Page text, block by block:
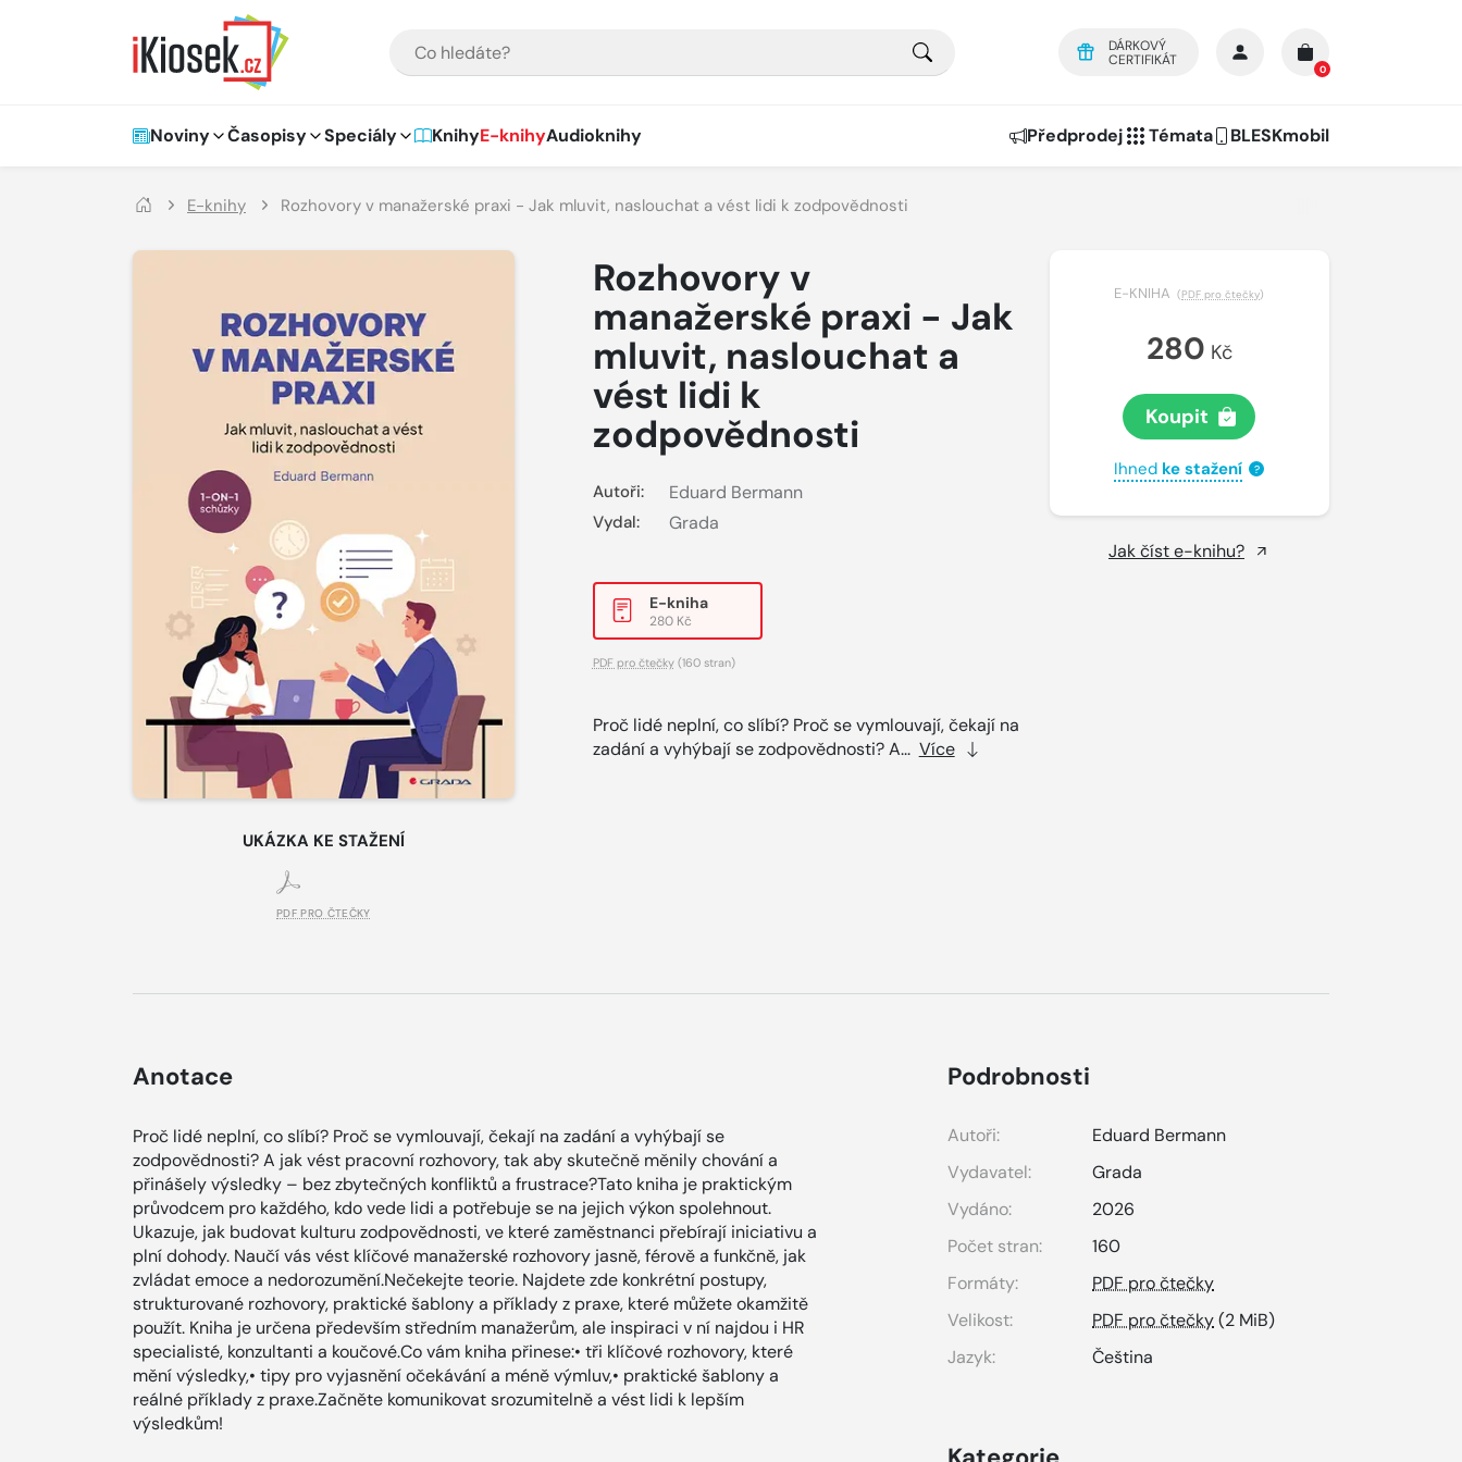
DÁRKOVÝ
CERTIFIKÁT
0
Hlavní navigace
Noviny Časopisy Speciály KnihyE-knihyAudioknihy Předprodej Témata BLESKmobil
E-knihy Rozhovory v manažerské praxi - Jak mluvit, naslouchat a vést lidi k zodpovědnosti
UKÁZKA KE STAŽENÍ
PDF PRO ČTEČKY
Rozhovory v
manažerské praxi - Jak
mluvit, naslouchat a
vést lidi k
zodpovědnosti
Autoři: Eduard Bermann
Vydal: Grada
E-kniha
280 Kč
PDF pro čtečky(160 stran)
Proč lidé neplní, co slíbí? Proč se vymlouvají, čekají na
zadání a vyhýbají se zodpovědnosti? A... Více
E-KNIHA (PDF pro čtečky)
280 Kč
Koupit
Ihned ke stažení ?
Jak číst e-knihu?
Anotace
Proč lidé neplní, co slíbí? Proč se vymlouvají, čekají na zadání a vyhýbají se
zodpovědnosti? A jak vést pracovní rozhovory, tak aby skutečně měnily chování a
přinášely výsledky – bez zbytečných konfliktů a frustrace?Tato kniha je praktickým
průvodcem pro každého, kdo vede lidi a potřebuje se na jejich výkon spolehnout.
Ukazuje, jak budovat kulturu zodpovědnosti, ve které zaměstnanci přebírají iniciativu a
plní dohody. Naučí vás vést klíčové manažerské rozhovory jasně, férově a funkčně, jak
zvládat emoce a nedorozumění.Nečekejte teorie. Najdete zde konkrétní postupy,
strukturované rozhovory, praktické šablony a příklady z praxe, které můžete okamžitě
použít. Kniha je určena především středním manažerům, ale inspiraci v ní najdou i HR
specialisté, konzultanti a koučové.Co vám kniha přinese:• tři klíčové rozhovory, které
mění výsledky,• tipy pro vyjasnění očekávání a méně výmluv,• praktické šablony a
reálné příklady z praxe.Začněte komunikovat srozumitelně a vést lidi k lepším
výsledkům!
Podrobnosti
Autoři:
Eduard Bermann
Vydavatel:
Grada
Vydáno:
2026
Počet stran:
160
Formáty:
PDF pro čtečky
Velikost:
PDF pro čtečky(2 MiB)
Jazyk:
Čeština